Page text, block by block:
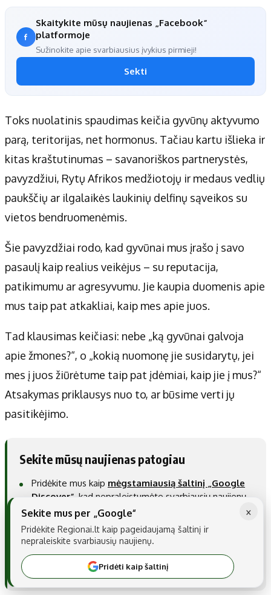
Skaitykite mūsų naujienas „Facebook“
platformoje
Sužinokite apie svarbiausius įvykius pirmieji!
Sekti
Toks nuolatinis spaudimas keičia gyvūnų aktyvumo
parą, teritorijas, net hormonus. Tačiau kartu išlieka ir
kitas kraštutinumas – savanoriškos partnerystės,
pavyzdžiui, Rytų Afrikos medžiotojų ir medaus vedlių
paukščių ar ilgalaikės laukinių delfinų sąveikos su
vietos bendruomenėmis.
Šie pavyzdžiai rodo, kad gyvūnai mus įrašo į savo
pasaulį kaip realius veikėjus – su reputacija,
patikimumu ar agresyvumu. Jie kaupia duomenis apie
mus taip pat atkakliai, kaip mes apie juos.
Tad klausimas keičiasi: nebe „ką gyvūnai galvoja
apie žmones?“, o „kokią nuomonę jie susidarytų, jei
mes į juos žiūrėtume taip pat įdėmiai, kaip jie į mus?“
Atsakymas priklausys nuo to, ar būsime verti jų
pasitikėjimo.
Sekite mūsų naujienas patogiau
Pridėkite mus kaip mėgstamiausią šaltinį „Google
Discover“ , kad nepraleistumėte svarbiausių naujienų.
Taip pat galite mus nustatyti kaip
šaltinį „Google“ paieškoje.
Pridėti kaip pageidaujamą šaltinį
×
Sekite mus per „Google“
Pridėkite Regionai.lt kaip pageidaujamą šaltinį ir
nepraleiskite svarbiausių naujienų.
Pridėti kaip šaltinį